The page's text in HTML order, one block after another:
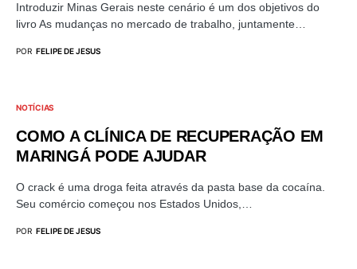
Introduzir Minas Gerais neste cenário é um dos objetivos do
livro As mudanças no mercado de trabalho, juntamente…
POR FELIPE DE JESUS
NOTÍCIAS
COMO A CLÍNICA DE RECUPERAÇÃO EM
MARINGÁ PODE AJUDAR
O crack é uma droga feita através da pasta base da cocaína.
Seu comércio começou nos Estados Unidos,…
POR FELIPE DE JESUS